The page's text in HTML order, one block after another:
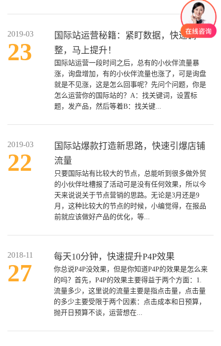
2019-03
23
国际站运营秘籍：紧盯数据，快速调
整，马上提升！
国际站运营一段时间之后，总有的小伙伴流量暴
涨，询盘增加，有的小伙伴流量也涨了，可是询盘
就是不见涨，这是怎么回事呢？先问个问题，你是
怎么运营你的国际站的？A：找关键词，设置标
题，发产品，然后等着B：找关键...
2019-03
22
国际站爆款打造新思路，快速引爆店铺
流量
只要国际站有比较大的节点，总能听到很多做外贸
的小伙伴吐槽报了活动可是没有任何效果，所以今
天来说说关于节点营销的思路。无论是3月还是9
月，这种比较大的节点的时候，小编觉得，在报品
前就应该做好产品的优化，等...
2018-11
27
每天10分钟，快速提升P4P效果
你总说P4P没效果，但是你知道P4P的效果是怎么来
的吗？首先，P4P的效果主要得益于两个方面：1.
流量多少，这里说的流量主要是指点击量，点击量
的多少主要受限于两个因素：点击成本和日预算，
抛开日预算不谈，运营想在...